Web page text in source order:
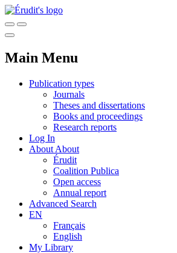
Main Menu
Publication types
Journals
Theses and dissertations
Books and proceedings
Research reports
Log In
About About
Érudit
Coalition Publica
Open access
Annual report
Advanced Search
EN
Français
English
My Library